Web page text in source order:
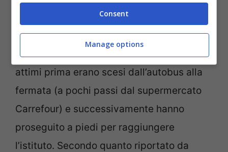
Polizia locale (Ansa Foto) Notizie.com
I due si stavano recando a scuola. Pochi
attimi prima erano scesi dall’autobus alla
fermata (a pochi passi dal supermercato
Carrefour) e successivamente hanno
proseguito a piedi per raggiungere
l’istituto. Secondo quanto riportato da
Consent
Manage options